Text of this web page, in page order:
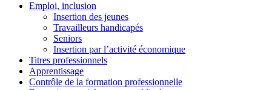
Emploi, inclusion
Insertion des jeunes
Travailleurs handicapés
Seniors
Insertion par l’activité économique
Titres professionnels
Apprentissage
Contrôle de la formation professionnelle